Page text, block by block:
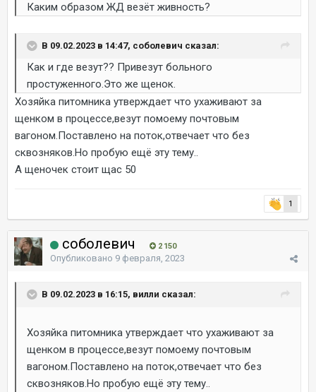
Каким образом ЖД везёт живность?
В 09.02.2023 в 14:47, соболевич сказал:
Как и где везут?? Привезут больного
простуженного.Это же щенок.
Хозяйка питомника утверждает что ухаживают за
щенком в процессе,везут помоему почтовым
вагоном.Поставлено на поток,отвечает что без
сквозняков.Но пробую ещё эту тему..
А щеночек стоит щас 50
1
соболевич 2 150
Опубликовано 9 февраля, 2023
В 09.02.2023 в 16:15, вилли сказал:
Хозяйка питомника утверждает что ухаживают за
щенком в процессе,везут помоему почтовым
вагоном.Поставлено на поток,отвечает что без
сквозняков.Но пробую ещё эту тему..